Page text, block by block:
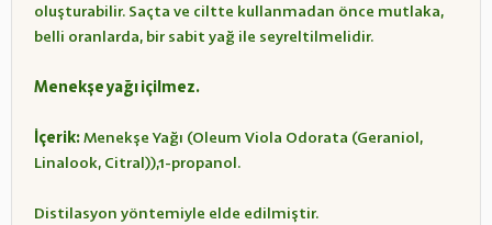
oluşturabilir. Saçta ve ciltte kullanmadan önce mutlaka,
belli oranlarda, bir sabit yağ ile seyreltilmelidir.
Menekşe yağı içilmez.
İçerik:Menekşe Yağı (Oleum Viola Odorata (Geraniol,
Linalook, Citral)),1-propanol.
Distilasyon yöntemiyle elde edilmiştir.